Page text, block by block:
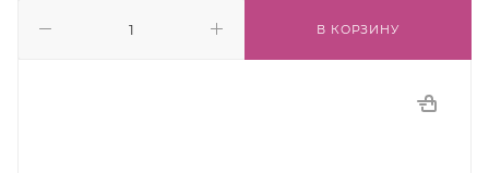
В КОРЗИНУ